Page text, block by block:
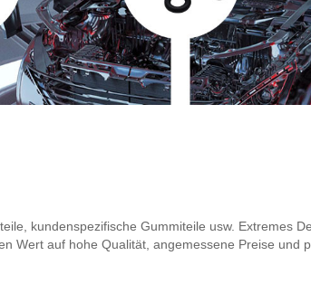
kundenspezifische Gummiteile usw. Extremes
Wert auf hohe Qualität, angemessene Preise und